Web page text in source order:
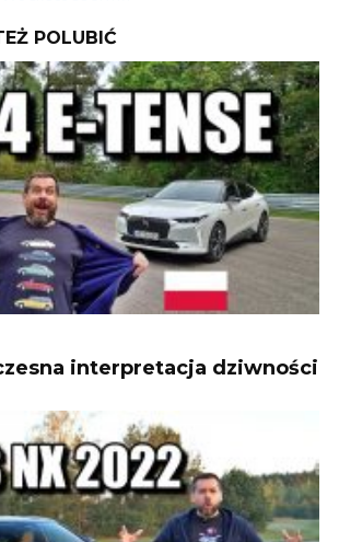
POLUBIĆ
interpretacja dziwności